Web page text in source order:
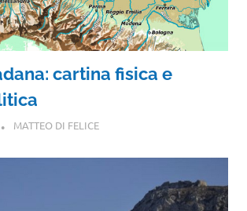
cartina fisica e
MATTEO DI FELICE